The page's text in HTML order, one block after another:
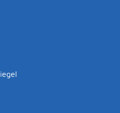
Menschen beantragen
minderjährigen Kindes
eID-Karte beantragen
lassen
- Anerkennung der
und Bezeichnungen bei